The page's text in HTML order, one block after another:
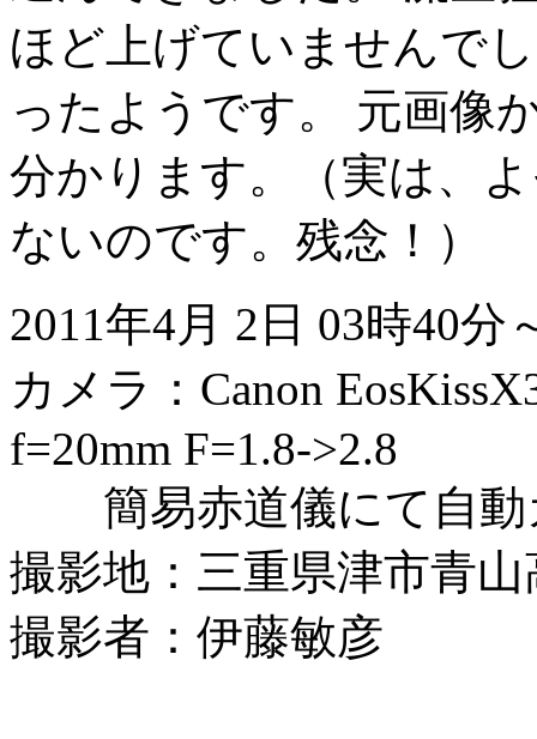
ほど上げていませんで
ったようです。 元画像
分かります。（実は、
ないのです。残念！）
2011年4月 2日 03時40分
カメラ：Canon
f=20mm F=1.8->2.8
簡易赤道儀にて自動
撮影地：三重県津市青
撮影者：伊藤敏彦